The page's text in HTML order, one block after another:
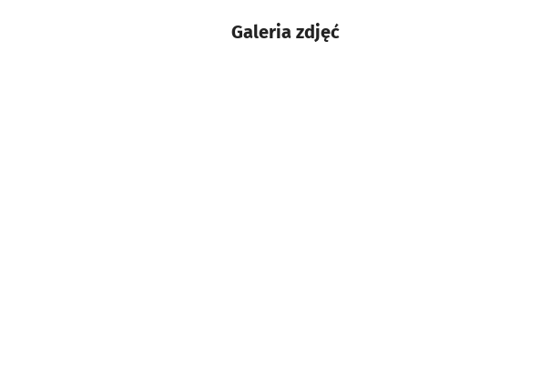
Galeria zdjęć